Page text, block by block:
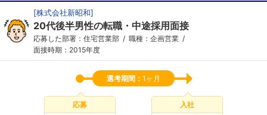
[株式会社新昭和]
20代後半男性の転職・中途採用面接
応募した部署：住宅営業部
職種：企画営業
面接時期：2015年度
選考期間： 1ヶ月
応募 入社